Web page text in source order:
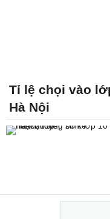
Tỉ lệ chọi vào
Hà Nội